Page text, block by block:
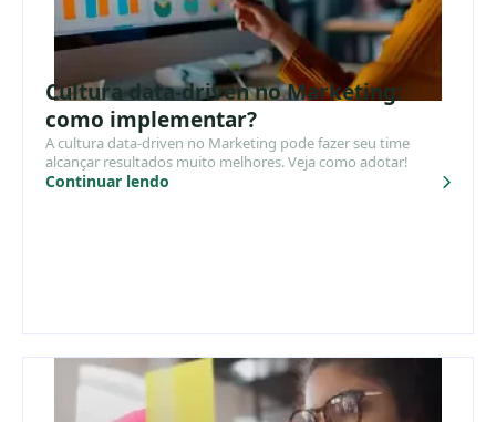
Cultura data-driven no Marketing:
como implementar?
A cultura data-driven no Marketing pode fazer seu time
alcançar resultados muito melhores. Veja como adotar!
Continuar lendo